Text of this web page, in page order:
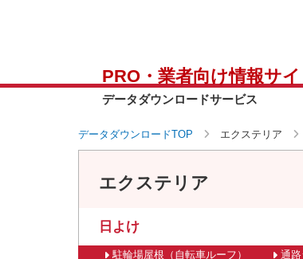
PRO・業者向け情報サイ
データダウンロードサービス
データダウンロードTOP エクステリア
エクステリア
日よけ
駐輪場屋根（自転車ルーフ） 通